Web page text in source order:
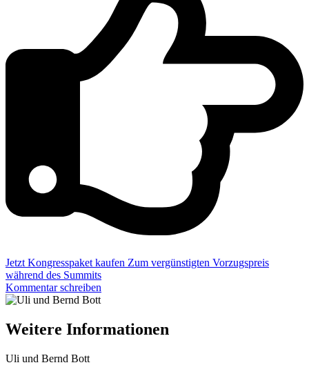
Jetzt Kongresspaket kaufen Zum vergünstigten Vorzugspreis
während des Summits
Kommentar schreiben
Weitere Informationen
Uli und Bernd Bott